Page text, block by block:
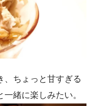
、ちょっと甘すぎる
緒に楽しみたい。